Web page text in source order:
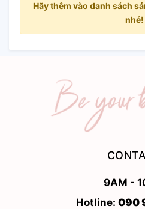
Hãy thêm vào danh sách
nhé!
9AM -
Hotline: 090